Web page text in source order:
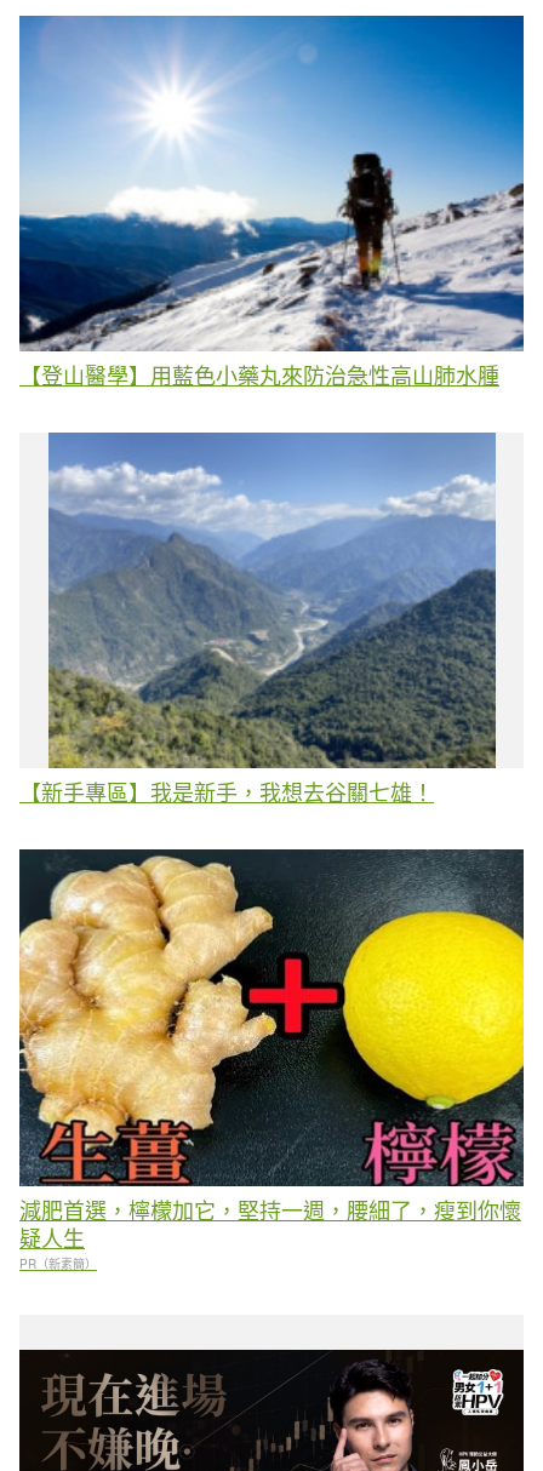
【登山醫學】用藍色小藥丸來防治急性高山肺水腫
【新手專區】我是新手，我想去谷關七雄！
減肥首選，檸檬加它，堅持一週，腰細了，瘦到你懷
疑人生
PR（新素簡）